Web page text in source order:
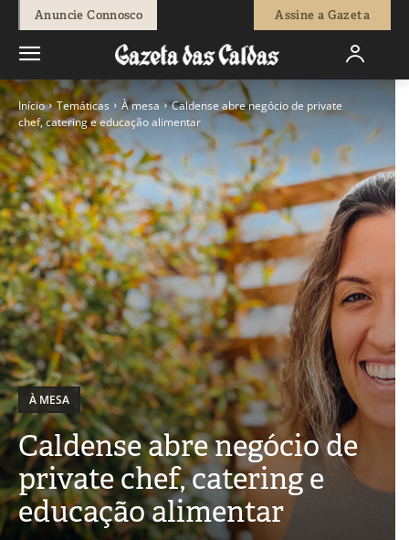
Anuncie Connosco Assine a Gazeta
Início Temáticas À mesa
Caldense abre negócio de private
chef, catering e educação alimentar
À MESA
Caldense abre negócio de
private chef, catering e
educação alimentar